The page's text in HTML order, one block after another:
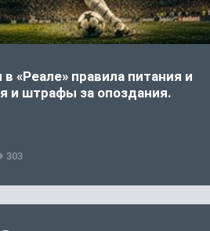
«Реале» правила питания и
и штрафы за опоздания.
303